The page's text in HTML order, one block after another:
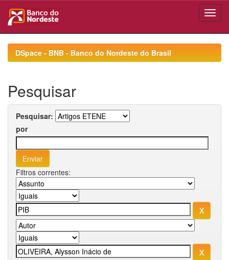
navigationDSpace - BNB - Banco do Nordeste do Brasil
Pesquisar
Pesquisar:
por
Filtros correntes: